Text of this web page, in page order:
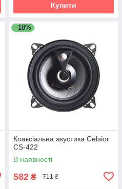
Купити
–18%
Коаксіальна акустика Celsior
CS-422
В наявності
582 ₴ 711 ₴